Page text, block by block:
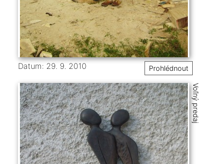
Datum: 29. 9. 2010 Prohlédnout
Voľný predaj